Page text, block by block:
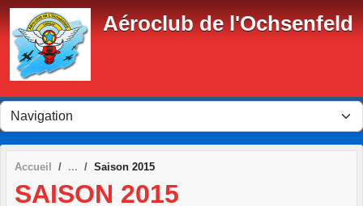
Aéroclub de l'Ochsenfeld
Accueil Saison 2015
SAISON 2015
Panneau de gestion des cookies